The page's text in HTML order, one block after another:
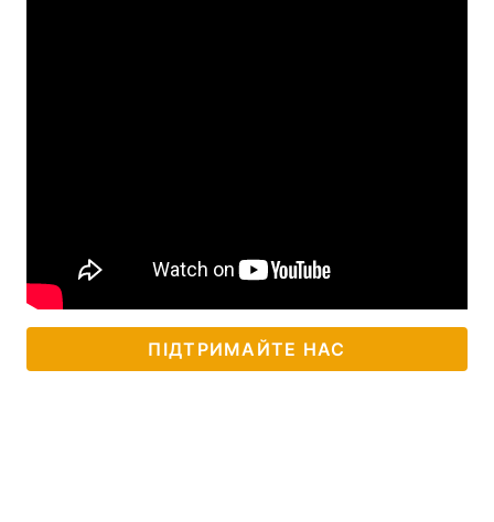
ПІДТРИМАЙТЕ НАС